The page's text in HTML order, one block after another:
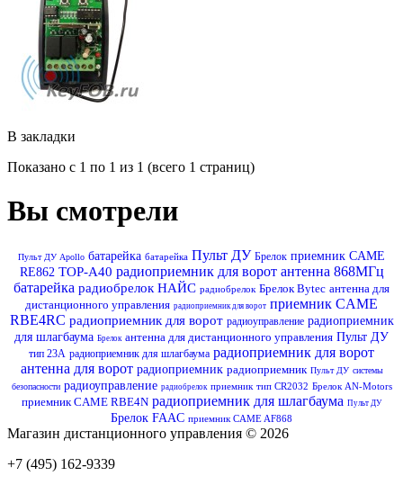
В закладки
Показано с 1 по 1 из 1 (всего 1 страниц)
Вы смотрели
Пульт ДУ Apollo батарейка батарейка Пульт ДУ Брелок приемник CAME
RE862 TOP-A40 радиоприемник для ворот антенна 868МГц
батарейка радиобрелок НАЙС радиобрелок Брелок Bytec антенна для
дистанционного управления радиоприемник для ворот приемник CAME
RBE4RC радиоприемник для ворот радиоуправление радиоприемник
для шлагбаума Брелок антенна для дистанционного управления Пульт ДУ
тип 23А радиоприемник для шлагбаума радиоприемник для ворот
антенна для ворот радиоприемник радиоприемник Пульт ДУ системы
безопасности радиоуправление радиобрелок приемник тип CR2032 Брелок AN-Motors
приемник CAME RBE4N радиоприемник для шлагбаума Пульт ДУ
Брелок FAAC приемник CAME AF868
Магазин дистанционного управления © 2026
+7 (495) 162-9339